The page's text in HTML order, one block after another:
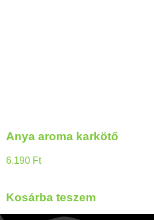
Anya aroma karkötő
6.190 Ft
Kosárba teszem